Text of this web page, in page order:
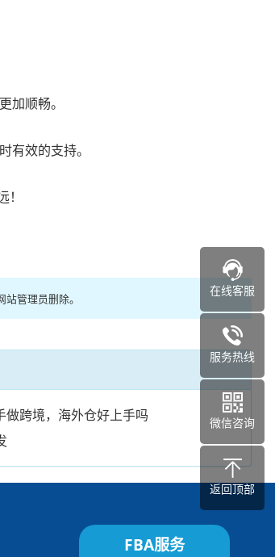
加顺畅。
有效的支持。
管理员删除。
做跨境，海外仓好上手吗
FBA服务
在线客服
服务热线
微信咨询
返回顶部